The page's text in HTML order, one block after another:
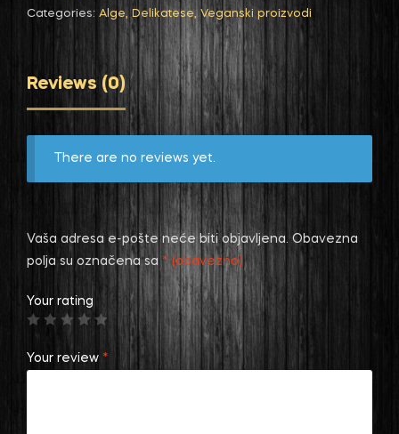
Categories: Alge, Delikatese,Veganski proizvodi
Reviews (0)
There are no reviews yet.
Vaša adresa e-pošte neće biti objavljena. Obavezna
polja su označena sa* (obavezno)
Your rating
Your review *